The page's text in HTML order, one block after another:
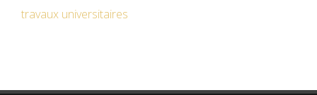
travaux universitaires